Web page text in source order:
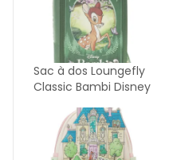
Sac à dos Loungefly
Classic Bambi Disney